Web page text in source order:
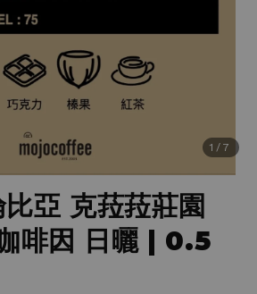
1 /7
亞 克菈菈莊園
啡因 日曬 | 0.5